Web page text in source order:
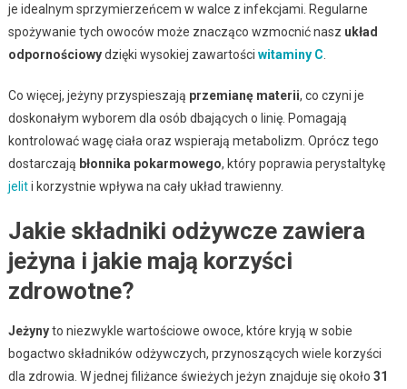
je idealnym sprzymierzeńcem w walce z infekcjami. Regularne
spożywanie tych owoców może znacząco wzmocnić nasz układ
odpornościowydzięki wysokiej zawartości witaminy C
Co więcej, jeżyny przyspieszają przemianę materii, co czyni je
doskonałym wyborem dla osób dbających o linię. Pomagają
kontrolować wagę ciała oraz wspierają metabolizm. Oprócz tego
dostarczają błonnika pokarmowego, który poprawia perystaltykę
jeliti korzystnie wpływa na cały układ trawienny.
Jakie składniki odżywcze zawiera
jeżyna i jakie mają korzyści
zdrowotne?
Jeżynyto niezwykle wartościowe owoce, które kryją w sobie
bogactwo składników odżywczych, przynoszących wiele korzyści
dla zdrowia. W jednej filiżance świeżych jeżyn znajduje się około 31